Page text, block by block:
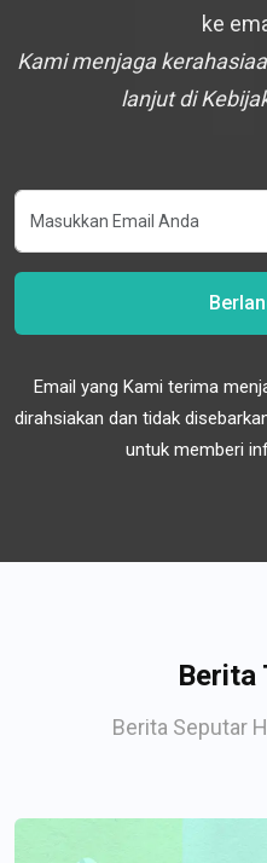
ke
Kami menjaga
lanjut di
Email yang Kami terima
dirahsiakan dan tidak
untuk memberi
Berita
Berita Seputar